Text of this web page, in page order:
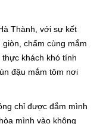
Thành, với sự kết
chấm cùng mắm
khách khó tính
đậu mắm tôm nơi
chỉ được đắm mình
mình vào không